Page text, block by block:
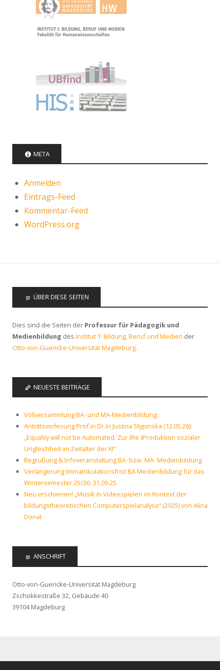
META
Anmelden
Eintrags-Feed
Kommentar-Feed
WordPress.org
ÜBER DIESE SEITEN
Dies sind die Seiten der Professur für Pädagogik und
Medienbildung des Institut 1: Bildung, Beruf und Medien der
Otto-von-Guericke-Universität Magdeburg.
NEUESTE BEITRÄGE
Vollversammlung BA- und MA-Medienbildung:
Antrittsvorlesung Prof.in Dr.in Justina Stypinska (12.05.26):
„Equality will not be Automated. Zur (Re-)Produktion sozialer
Ungleichheit im Zeitalter der KI“
Begrüßung & Infoveranstaltung BA- bzw. MA- Medienbildung
Verlängerung Immatrikulationsfrist BA Medienbildung für das
Wintersemester 25/26: 31.09.25
Neu erschienen! „Musik in Videospielen im Kontext der
bildungstheoretischen Computerspielanalyse“ (2025) von Alina
Donat
ANSCHRIFT
Otto-von-Guericke-Universität Magdeburg
Zschokkestraße 32, Gebäude 40
39104 Magdeburg